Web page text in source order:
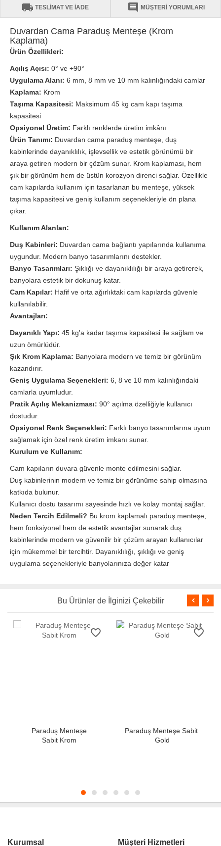
local_shipping TESLİMAT VE İADE comment MÜŞTERİ YORUMLARI
Duvardan Cama Paraduş Menteşe (Krom
Kaplama)
Ürün Özellikleri:
Açılış Açısı: 0° ve +90°
Uygulama Alanı: 6 mm, 8 mm ve 10 mm kalınlığındaki camlar
Kaplama: Krom
Taşıma Kapasitesi: Maksimum 45 kg cam kapı taşıma
kapasitesi
Opsiyonel Üretim: Farklı renklerde üretim imkânı
Ürün Tanımı: Duvardan cama paraduş menteşe, duş
kabinlerinde dayanıklılık, işlevsellik ve estetik görünümü bir
araya getiren modern bir çözüm sunar. Krom kaplaması, hem
şık bir görünüm hem de üstün korozyon direnci sağlar. Özellikle
cam kapılarda kullanım için tasarlanan bu menteşe, yüksek
taşıma kapasitesi ve geniş kullanım seçenekleriyle ön plana
çıkar.
Kullanım Alanları:
Duş Kabinleri: Duvardan cama bağlantı yapılarında kullanıma
uygundur. Modern banyo tasarımlarını destekler.
Banyo Tasarımları: Şıklığı ve dayanıklılığı bir araya getirerek,
banyolara estetik bir dokunuş katar.
Cam Kapılar: Hafif ve orta ağırlıktaki cam kapılarda güvenle
kullanılabilir.
Avantajları:
Dayanıklı Yapı: 45 kg'a kadar taşıma kapasitesi ile sağlam ve
uzun ömürlüdür.
Şık Krom Kaplama: Banyolara modern ve temiz bir görünüm
kazandırır.
Geniş Uygulama Seçenekleri: 6, 8 ve 10 mm kalınlığındaki
camlarla uyumludur.
Pratik Açılış Mekanizması: 90° açılma özelliğiyle kullanıcı
dostudur.
Opsiyonel Renk Seçenekleri: Farklı banyo tasarımlarına uyum
sağlamak için özel renk üretim imkanı sunar.
Kurulum ve Kullanım:
Cam kapıların duvara güvenle monte edilmesini sağlar.
Duş kabinlerinin modern ve temiz bir görünüme sahip olmasına
katkıda bulunur.
Kullanıcı dostu tasarımı sayesinde hızlı ve kolay montaj sağlar.
Neden Tercih Edilmeli? Bu krom kaplamalı paraduş menteşe,
hem fonksiyonel hem de estetik avantajlar sunarak duş
kabinlerinde modern ve güvenilir bir çözüm arayan kullanıcılar
için mükemmel bir tercihtir. Dayanıklılığı, şıklığı ve geniş
uygulama seçenekleriyle banyolarınıza değer katar
Bu Ürünler de İlginizi Çekebilir
favorite_border
Paraduş Menteşe
Sabit Krom
favorite_border
Paraduş Menteşe Sabit
Gold
Kurumsal Müşteri Hizmetleri